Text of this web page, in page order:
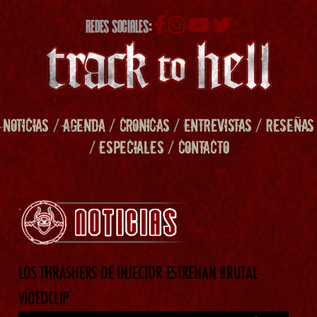
REDES SOCIALES:
NOTICIAS /AGENDA/ CRONICAS/ENTREVISTAS/RESEÑAS
/ESPECIALES/ CONTACTO
LOS THRASHERS DE INJECTOR ESTRENAN BRUTAL
VÍDEOCLIP